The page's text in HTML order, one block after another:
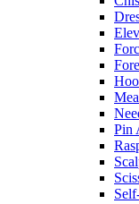
Pin